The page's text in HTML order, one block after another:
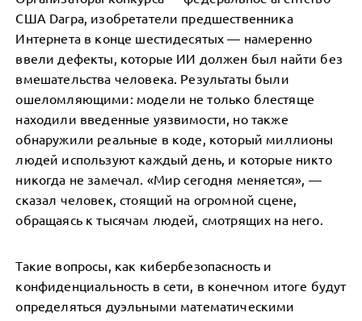
США Darpa, изобретатели предшественника
Интернета в конце шестидесятых — намеренно
ввели дефекты, которые ИИ должен был найти без
вмешательства человека. Результаты были
ошеломляющими: модели не только блестяще
находили введенные уязвимости, но также
обнаружили реальные в коде, который миллионы
людей используют каждый день, и которые никто
никогда не замечал. «Мир сегодня меняется», —
сказал человек, стоящий на огромной сцене,
обращаясь к тысячам людей, смотрящих на него.
Такие вопросы, как кибербезопасность и
конфиденциальность в сети, в конечном итоге будут
определяться дуэльными математическими